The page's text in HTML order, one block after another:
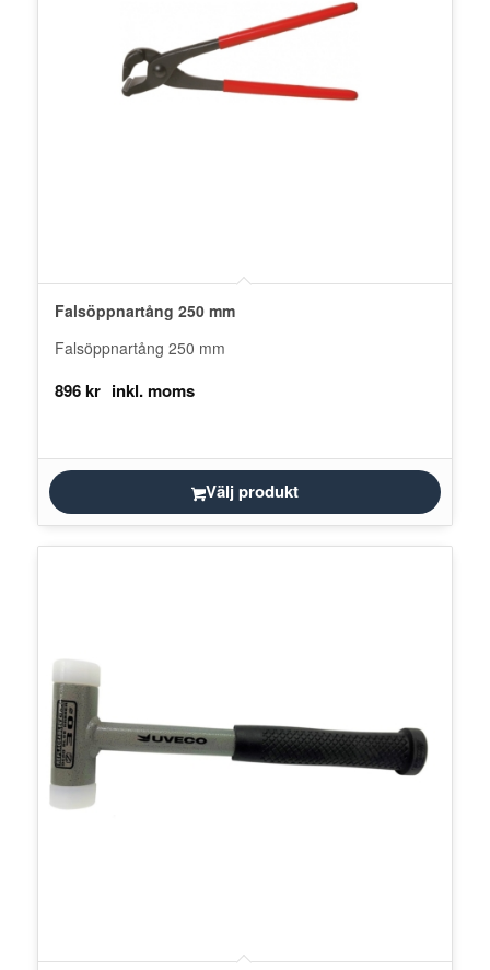
Falsöppnartång 250 mm
Falsöppnartång 250 mm
896kr
Välj produkt